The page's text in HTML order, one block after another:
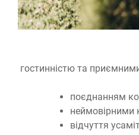
гостинністю та
поєднанням
неймовірними
відчуття